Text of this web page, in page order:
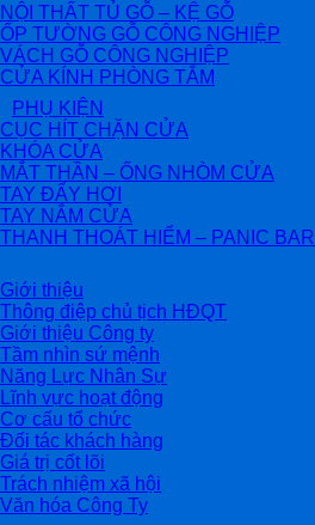
NỘI THẤT TỦ GỖ – KỆ GỖ
ỐP TƯỜNG GỖ CÔNG NGHIỆP
VÁCH GỖ CÔNG NGHIỆP
CỬA KÍNH PHÒNG TẮM
PHỤ KIỆN
CỤC HÍT CHẶN CỬA
KHÓA CỬA
MẮT THẦN – ỐNG NHÒM CỬA
TAY ĐẨY HƠI
TAY NẮM CỬA
THANH THOÁT HIỂM – PANIC BAR
Giới thiệu
Thông điệp chủ tịch HĐQT
Giới thiệu Công ty
Tầm nhìn sứ mệnh
Năng Lực Nhân Sự
Lĩnh vực hoạt động
Cơ cấu tổ chức
Đối tác khách hàng
Giá trị cốt lõi
Trách nhiệm xã hội
Văn hóa Công Ty